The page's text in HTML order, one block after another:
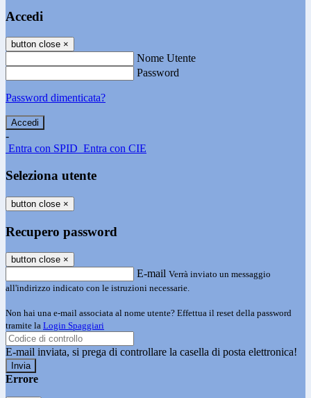
Accedi
button close ×
Nome Utente
Password
Password dimenticata?
-
Entra con SPID Entra con CIE
Seleziona utente
button close ×
Recupero password
button close ×
E-mail Verrà inviato un messaggio
all'indirizzo indicato con le istruzioni necessarie.
Non hai una e-mail associata al nome utente? Effettua il reset della password
tramite la Login Spaggiari
E-mail inviata, si prega di controllare la casella di posta elettronica!
Errore